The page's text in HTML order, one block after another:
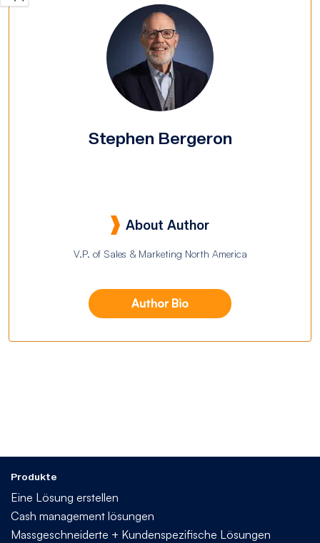
Stephen Bergeron
About Author
V.P. of Sales & Marketing North America
Author Bio
Produkte
Eine Lösung erstellen
Cash management lösungen
Massgeschneiderte + Kundenspezifische Lösungen